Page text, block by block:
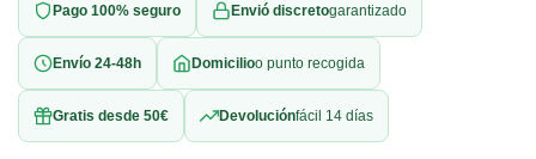
Pago 100% seguro Envió discretogarantizado
Envío 24-48h Domicilioo punto recogida
Gratis desde 50€ Devoluciónfácil 14 días